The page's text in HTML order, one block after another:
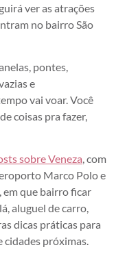
ver as atrações
no bairro São
pontes,
e
vai voar. Você
coisas pra fazer,
sobre Veneza, com
Marco Polo e
em que bairro ficar
aluguel de carro,
dicas práticas para
cidades próximas.